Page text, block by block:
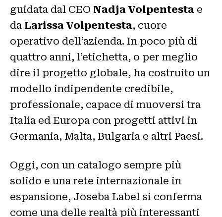
guidata dal CEO Nadja Volpentesta e
da Larissa Volpentesta, cuore
operativo dell’azienda. In poco più di
quattro anni, l’etichetta, o per meglio
dire il progetto globale, ha costruito un
modello indipendente credibile,
professionale, capace di muoversi tra
Italia ed Europa con progetti attivi in
Germania, Malta, Bulgaria e altri Paesi.
Oggi, con un catalogo sempre più
solido e una rete internazionale in
espansione, Joseba Label si conferma
come una delle realtà più interessanti